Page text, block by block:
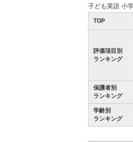
子ども英語 小
TOP
評価項目別
ランキング
保護者別
ランキング
学齢別
ランキング